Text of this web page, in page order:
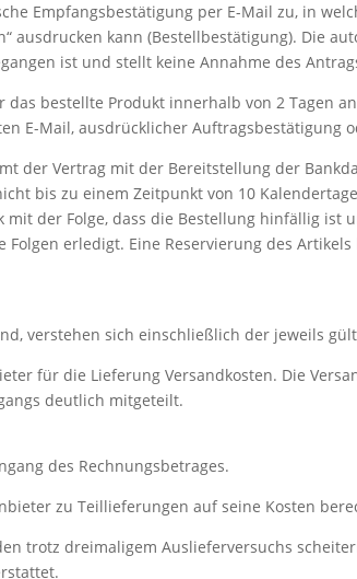
Empfangsbestätigung per E-Mail zu, in
ausdrucken kann (Bestellbestätigung). Die
ist und stellt keine Annahme des
bestellte Produkt innerhalb von 2 Tagen
E-Mail, ausdrücklicher Auftragsbestätigung
der Vertrag mit der Bereitstellung der
bis zu einem Zeitpunkt von 10
der Folge, dass die Bestellung hinfällig
erledigt. Eine Reservierung des
verstehen sich einschließlich der jeweils
für die Lieferung Versandkosten. Die
deutlich mitgeteilt.
des Rechnungsbetrages.
zu Teillieferungen auf seine Kosten
trotz dreimaligem Auslieferversuchs